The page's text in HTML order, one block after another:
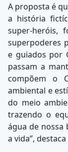
A proposta é
a história
super-heróis,
superpoderes
e guiados por
passam a
compõem o
ambiental e
do meio
trazendo o
água de nossa
a vida”,